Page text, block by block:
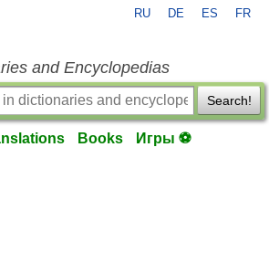
RU DE ES FR
and Encyclopedias
Search!
Books Игры ⚽